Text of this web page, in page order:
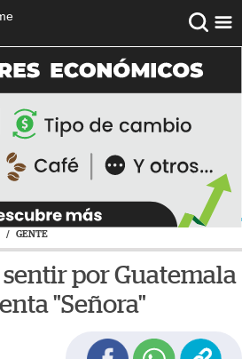
/ GENTE
por Guatemala
"Señora"